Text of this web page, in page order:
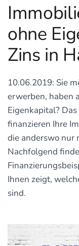
ohne
Zins in
10.06.2019: Sie
erwerben, haben
Eigenkapital?
finanzieren Ihre
die anderswo nur
Nachfolgend
Ihnen zeigt,
sind.